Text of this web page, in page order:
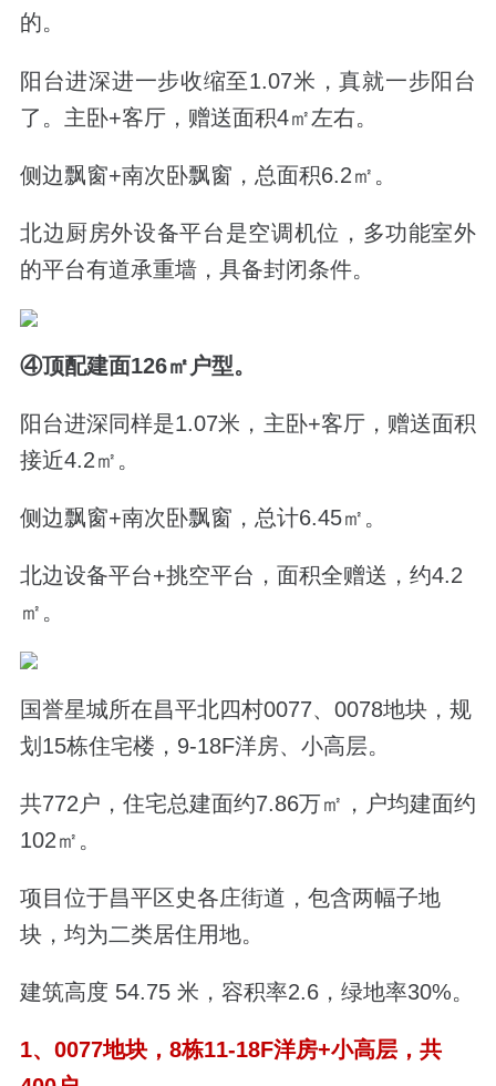
的。
阳台进深进一步收缩至1.07米，真就一步阳台
了。主卧+客厅，赠送面积4㎡左右。
侧边飘窗+南次卧飘窗，总面积6.2㎡。
北边厨房外设备平台是空调机位，多功能室外
的平台有道承重墙，具备封闭条件。
④顶配建面126㎡户型。
阳台进深同样是1.07米，主卧+客厅，赠送面积
接近4.2㎡。
侧边飘窗+南次卧飘窗，总计6.45㎡。
北边设备平台+挑空平台，面积全赠送，约4.2
㎡。
国誉星城所在昌平北四村0077、0078地块， 规
划15栋住宅楼，9-18F洋房、小高层。
共772户， 住宅总建面约7.86万㎡，户均建面约
102㎡。
项目位于昌平区史各庄街道，包含两幅子地
块，均为二类居住用地。
建筑高度 54.75 米，容积率2.6，绿地率30%。
1、0077地块， 8栋11-18F洋房+小高层，共